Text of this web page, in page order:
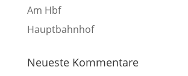
Am Hbf
Hauptbahnhof
Neueste Kommentare